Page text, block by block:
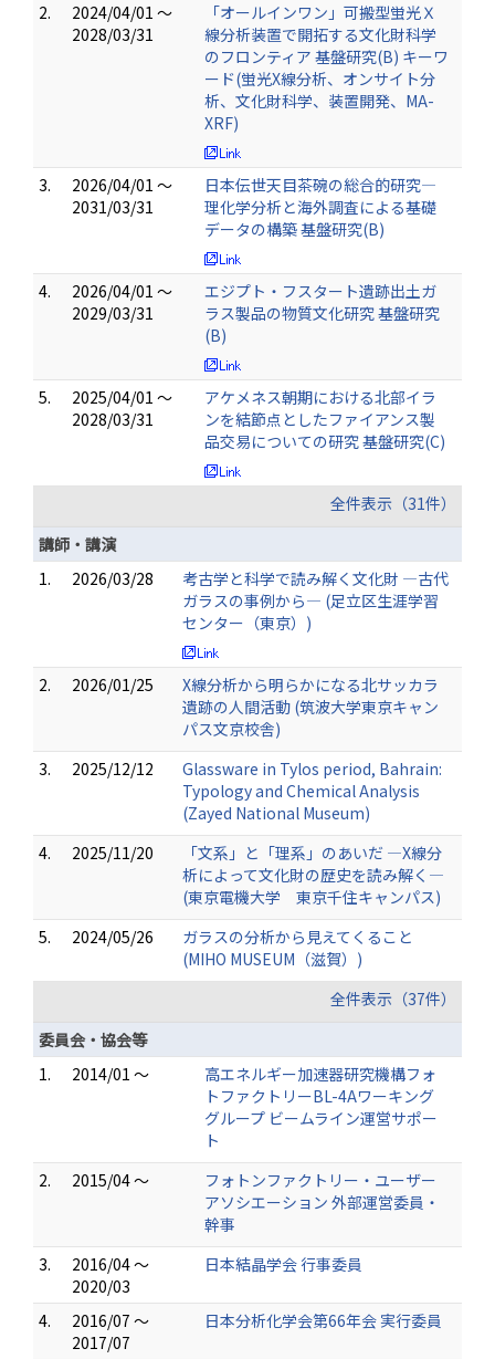
2.
2024/04/01 ～
2028/03/31
「オールインワン」可搬型蛍光Ｘ
線分析装置で開拓する文化財科学
のフロンティア 基盤研究(B) キーワ
ード(蛍光X線分析、オンサイト分
析、文化財科学、装置開発、MA-
XRF)
3.
2026/04/01 ～
2031/03/31
日本伝世天目茶碗の総合的研究―
理化学分析と海外調査による基礎
データの構築 基盤研究(B)
4.
2026/04/01 ～
2029/03/31
エジプト・フスタート遺跡出土ガ
ラス製品の物質文化研究 基盤研究
(B)
5.
2025/04/01 ～
2028/03/31
アケメネス朝期における北部イラ
ンを結節点としたファイアンス製
品交易についての研究 基盤研究(C)
全件表示（31件）
講師・講演
1.
2026/03/28
考古学と科学で読み解く文化財 ―古代
ガラスの事例から― (足立区生涯学習
センター（東京）)
2. 2026/01/25
X線分析から明らかになる北サッカラ
遺跡の人間活動 (筑波大学東京キャン
パス文京校舎)
3.
2025/12/12
Glassware in Tylos period, Bahrain:
Typology and Chemical Analysis
(Zayed National Museum)
4.
2025/11/20
「文系」と「理系」のあいだ ―X線分
析によって文化財の歴史を読み解く―
(東京電機大学 東京千住キャンパス)
5.
2024/05/26
ガラスの分析から見えてくること
(MIHO MUSEUM（滋賀）)
全件表示（37件）
委員会・協会等
1.
2014/01 ～
高エネルギー加速器研究機構フォ
トファクトリーBL-4Aワーキング
グループ ビームライン運営サポー
ト
2.
2015/04 ～
フォトンファクトリー・ユーザー
アソシエーション 外部運営委員・
幹事
3.
2016/04 ～
2020/03
日本結晶学会 行事委員
4.
2016/07 ～
2017/07
日本分析化学会第66年会 実行委員